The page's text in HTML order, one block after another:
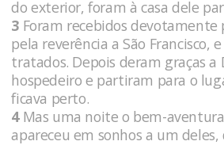
do exterior, foram à casa dele
3 Foram recebidos
pela reverência a São Francisco,
tratados. Depois deram graças a
hospedeiro e partiram para o
ficava perto.
4Mas uma noite o bem-
apareceu em sonhos a um deles,